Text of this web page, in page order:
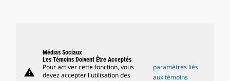
warning
Médias Sociaux
Les Témoins Doivent Être Acceptés
Pour activer cette fonction, vous
devez accepter l'utilisation des
paramètres liés
aux témoins